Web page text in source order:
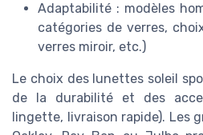
Adaptabilité : modèles
catégories de verres,
verres miroir, etc.)
Le choix des lunettes soleil
de la durabilité et des
lingette, livraison rapide). Les